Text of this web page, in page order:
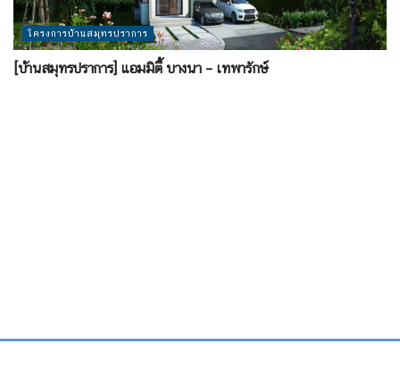
โครงการบ้านสมุทรปราการ
[บ้านสมุทรปราการ] แอมมิตี้ บางนา – เทพารักษ์